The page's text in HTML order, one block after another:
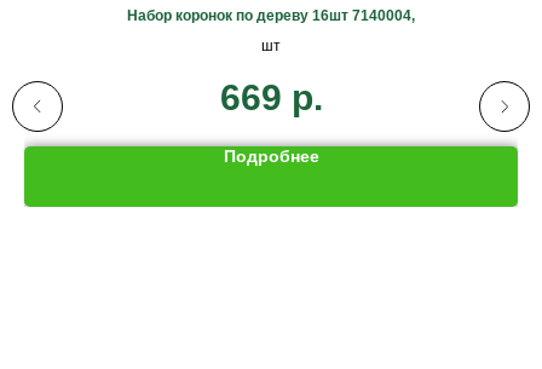
Набор коронок по дереву 16шт 7140004,
шт
669 р.
Подробнее